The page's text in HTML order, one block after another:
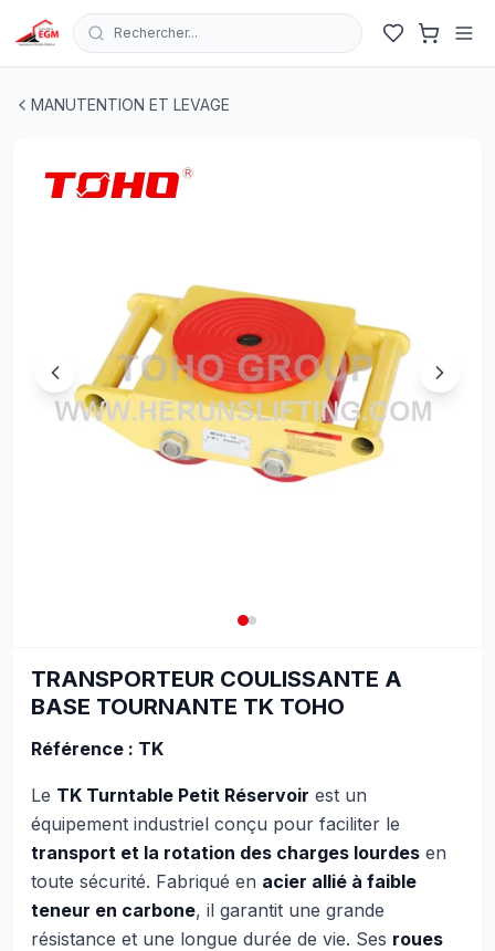
Rechercher...
MANUTENTION ET LEVAGE
TRANSPORTEUR COULISSANTE A
BASE TOURNANTE TK TOHO
Référence : TK
Le TK Turntable Petit Réservoir est un
équipement industriel conçu pour faciliter le
transport et la rotation des charges lourdes en
toute sécurité. Fabriqué en acier allié à faible
teneur en carbone, il garantit une grande
résistance et une longue durée de vie. Ses roues